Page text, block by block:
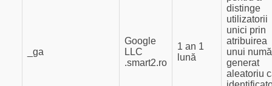
_ga
Google
LLC
.smart2.ro
1 an 1
lună
distinge
utilizatorii
unici prin
atribuirea
unui
generat
aleatoriu